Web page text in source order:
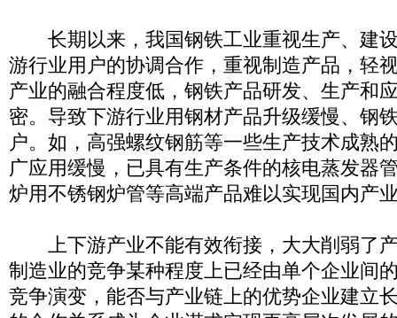
长期以来，我国钢铁工业重视生产、建
游行业用户的协调合作，重视制造产品，轻
产业的融合程度低，钢铁产品研发、生产和
密。导致下游行业用钢材产品升级缓慢、钢
户。如，高强螺纹钢筋等一些生产技术成熟
广应用缓慢，已具有生产条件的核电蒸发器
炉用不锈钢炉管等高端产品难以实现国内产
上下游产业不能有效衔接，大大削弱了
制造业的竞争某种程度上已经由单个企业间
竞争演变，能否与产业链上的优势企业建立